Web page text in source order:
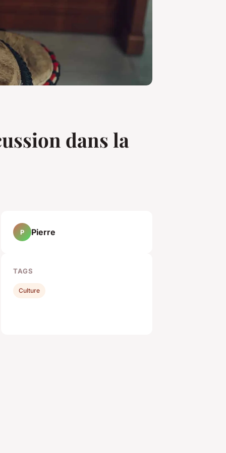
dans la
P Pierre
TAGS
Culture